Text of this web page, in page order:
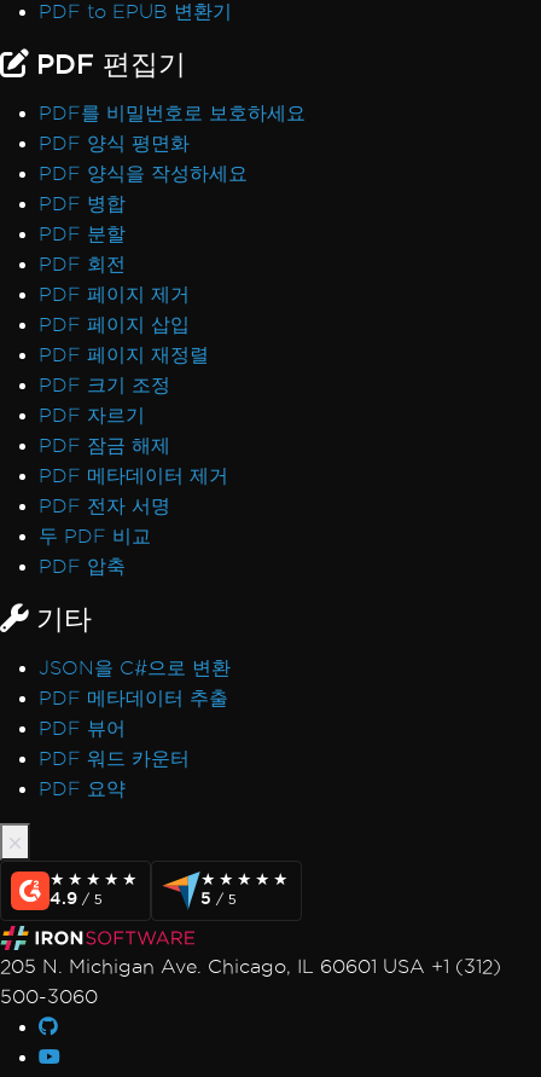
PDF to EPUB 변환기
PDF 편집기
PDF를 비밀번호로 보호하세요
PDF 양식 평면화
PDF 양식을 작성하세요
PDF 병합
PDF 분할
PDF 회전
PDF 페이지 제거
PDF 페이지 삽입
PDF 페이지 재정렬
PDF 크기 조정
PDF 자르기
PDF 잠금 해제
PDF 메타데이터 제거
PDF 전자 서명
두 PDF 비교
PDF 압축
기타
JSON을 C#으로 변환
PDF 메타데이터 추출
PDF 뷰어
PDF 워드 카운터
PDF 요약
★★★★★
★★★★★
4.9 / 5
★★★★★
★★★★★
5 / 5
205 N. Michigan Ave. Chicago, IL 60601 USA +1 (312)
500-3060